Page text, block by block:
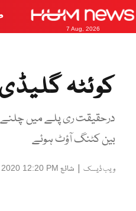
7 Aug, 2026
کوئٹہ
درحقیقت ری پلے میں چلنے
بین کٹنگ آؤٹ ہوئے
ویب ڈیسک | شائع 12:20 PM